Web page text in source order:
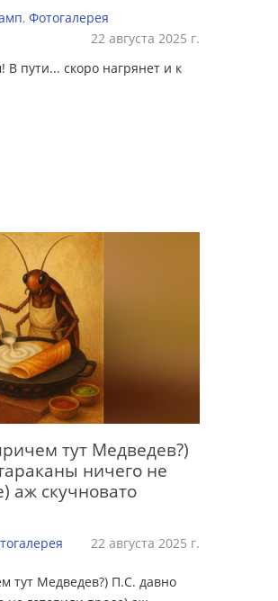
,Фотогалерея
22 августа 2025 г.
В пути... скоро нагрянет и к
тут Медведев?)
ничего не
аж скучновато
22 августа 2025 г.
тут Медведев?) П.С. давно